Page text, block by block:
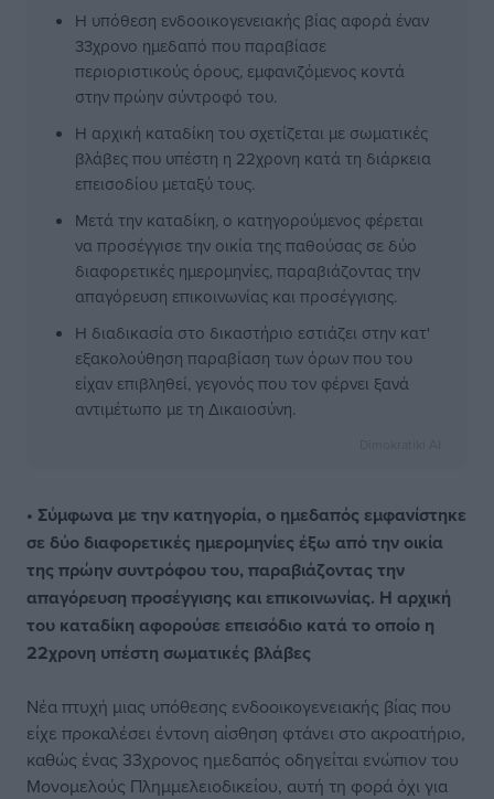
Η υπόθεση ενδοοικογενειακής βίας αφορά έναν
33χρονο ημεδαπό που παραβίασε
περιοριστικούς όρους, εμφανιζόμενος κοντά
στην πρώην σύντροφό του.
Η αρχική καταδίκη του σχετίζεται με σωματικές
βλάβες που υπέστη η 22χρονη κατά τη διάρκεια
επεισοδίου μεταξύ τους.
Μετά την καταδίκη, ο κατηγορούμενος φέρεται
να προσέγγισε την οικία της παθούσας σε δύο
διαφορετικές ημερομηνίες, παραβιάζοντας την
απαγόρευση επικοινωνίας και προσέγγισης.
Η διαδικασία στο δικαστήριο εστιάζει στην κατ'
εξακολούθηση παραβίαση των όρων που του
είχαν επιβληθεί, γεγονός που τον φέρνει ξανά
αντιμέτωπο με τη Δικαιοσύνη.
• Σύμφωνα με την κατηγορία, ο ημεδαπός εμφανίστηκε
σε δύο διαφορετικές ημερομηνίες έξω από την οικία
της πρώην συντρόφου του, παραβιάζοντας την
απαγόρευση προσέγγισης και επικοινωνίας. Η αρχική
του καταδίκη αφορούσε επεισόδιο κατά το οποίο η
22χρονη υπέστη σωματικές βλάβες
Νέα πτυχή μιας υπόθεσης ενδοοικογενειακής βίας που
είχε προκαλέσει έντονη αίσθηση φτάνει στο ακροατήριο,
καθώς ένας 33χρονος ημεδαπός οδηγείται ενώπιον του
Μονομελούς Πλημμελειοδικείου, αυτή τη φορά όχι για